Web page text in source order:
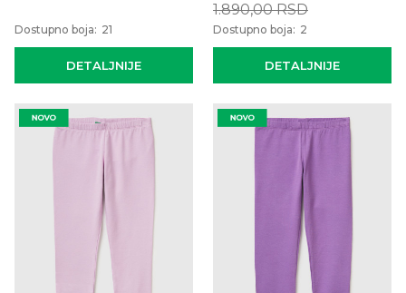
DETALJNIJE
Dostupno boja: 21
DETALJNIJE
1.890,00RSD
Dostupno boja: 2